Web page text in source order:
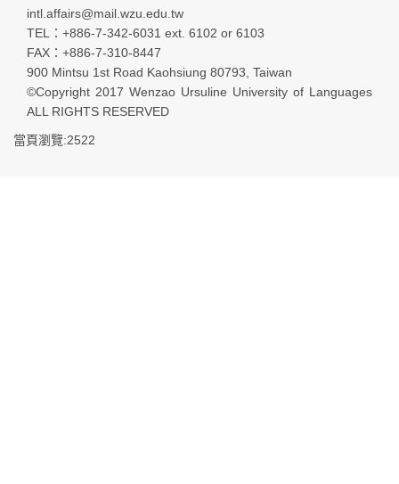
intl.affairs@mail.wzu.edu.tw
TEL：+886-7-342-6031 ext. 6102 or 6103
FAX：+886-7-310-8447
900 Mintsu 1st Road Kaohsiung 80793, Taiwan
©Copyright 2017 Wenzao Ursuline University of Languages
ALL RIGHTS RESERVED
當頁瀏覽:2522